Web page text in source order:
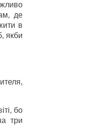
де
в
якби
бо
три